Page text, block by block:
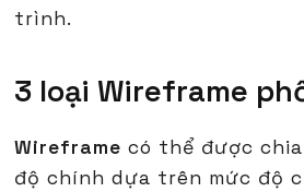
trình.
3 loại Wireframe
Wireframe có thể được
độ chính dựa trên mức độ